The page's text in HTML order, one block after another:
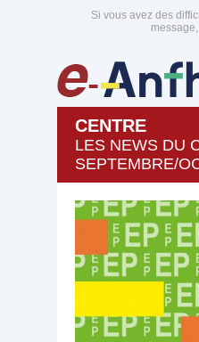
Si vous avez des
message,
CENTRE
LES NEWS DU
SEPTEMBRE/